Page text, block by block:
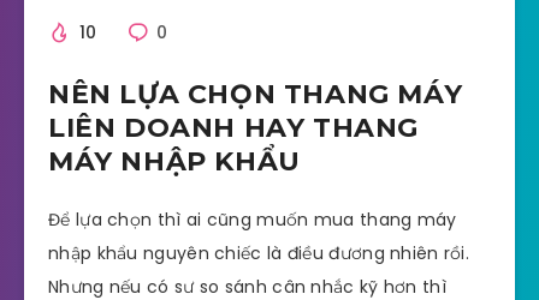
10 0
NÊN LỰA CHỌN THANG MÁY
LIÊN DOANH HAY THANG
MÁY NHẬP KHẨU
Để lựa chọn thì ai cũng muốn mua thang máy
nhập khẩu nguyên chiếc là điều đương nhiên rồi.
Nhưng nếu có sư so sánh cân nhắc kỹ hơn thì